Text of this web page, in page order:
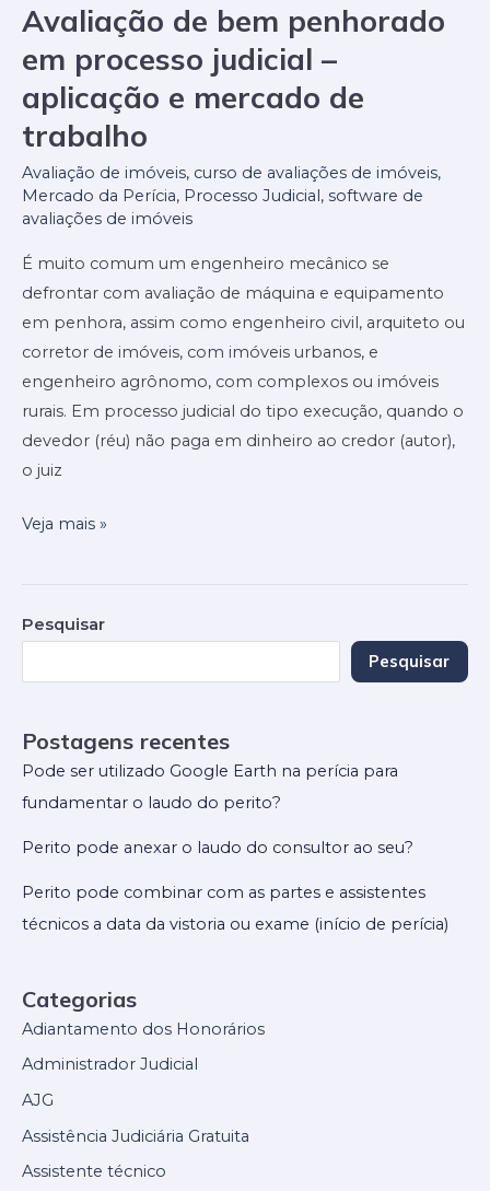
Avaliação de bem penhorado
em processo judicial –
aplicação e mercado de
trabalho
Avaliação de imóveis, curso de avaliações de imóveis,
Mercado da Perícia, Processo Judicial, software de
avaliações de imóveis
É muito comum um engenheiro mecânico se
defrontar com avaliação de máquina e equipamento
em penhora, assim como engenheiro civil, arquiteto ou
corretor de imóveis, com imóveis urbanos, e
engenheiro agrônomo, com complexos ou imóveis
rurais. Em processo judicial do tipo execução, quando o
devedor (réu) não paga em dinheiro ao credor (autor),
o juiz
Avaliação
bem
penhorado
em
processo
judicial
–
aplicação
Veja mais »
Pesquisar
Pesquisar
Postagens recentes
Pode ser utilizado Google Earth na perícia para
fundamentar o laudo do perito?
Perito pode anexar o laudo do consultor ao seu?
Perito pode combinar com as partes e assistentes
técnicos a data da vistoria ou exame (início de perícia)
Categorias
Adiantamento dos Honorários
Administrador Judicial
AJG
Assistência Judiciária Gratuita
Assistente técnico